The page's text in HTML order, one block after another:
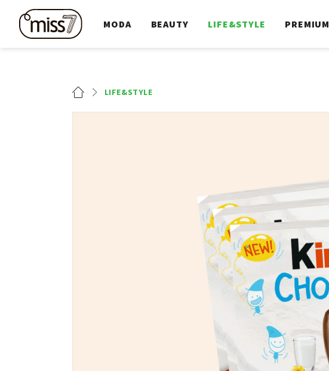
MODA BEAUTY LIFE&STYLE PREMIUM
LIFE&STYLE